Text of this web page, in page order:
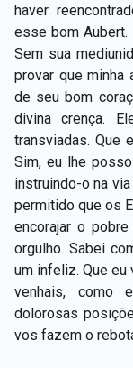
haver
esse bom Aubert.
Sem sua
provar que minha
de seu bom
divina crença.
transviadas. Que
Sim, eu lhe
instruindo-o na
permitido que os
encorajar o
orgulho. Sabei
um infeliz. Que
venhais, como
dolorosas
vos fazem o